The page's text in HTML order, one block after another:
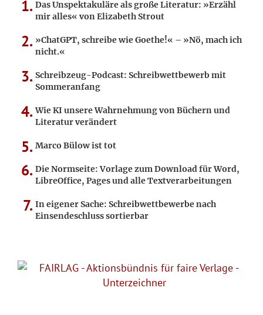
Das Unspektakuläre als große Literatur: »Erzähl
mir alles« von Elizabeth Strout
»ChatGPT, schreibe wie Goethe!« – »Nö, mach ich
nicht.«
Schreibzeug-Podcast: Schreibwettbewerb mit
Sommeranfang
Wie KI unsere Wahrnehmung von Büchern und
Literatur verändert
Marco Bülow ist tot
Die Normseite: Vorlage zum Download für Word,
LibreOffice, Pages und alle Textverarbeitungen
In eigener Sache: Schreibwettbewerbe nach
Einsendeschluss sortierbar